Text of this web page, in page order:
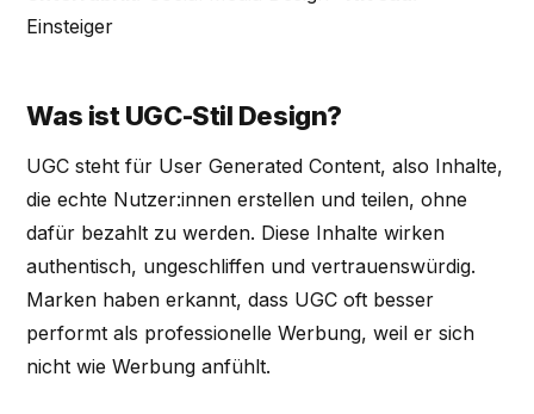
Einsteiger
Was ist UGC-Stil Design?
UGC steht für User Generated Content, also Inhalte,
die echte Nutzer:innen erstellen und teilen, ohne
dafür bezahlt zu werden. Diese Inhalte wirken
authentisch, ungeschliffen und vertrauenswürdig.
Marken haben erkannt, dass UGC oft besser
performt als professionelle Werbung, weil er sich
nicht wie Werbung anfühlt.